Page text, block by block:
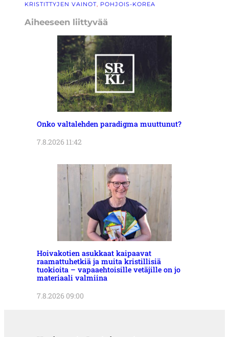
KRISTITTYJEN VAINOT, POHJOIS-KOREA
Aiheeseen liittyvää
Onko valtalehden paradigma muuttunut?
7.8.2026 11:42
Hoivakotien asukkaat kaipaavat
raamattuhetkiä ja muita kristillisiä
tuokioita – vapaaehtoisille vetäjille on jo
materiaali valmiina
7.8.2026 09:00